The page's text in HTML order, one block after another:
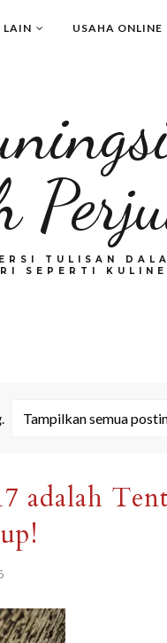
LAIN USAHA ONLINE
TULISAN
SEPERTI
. Tampilkan semua
adalah